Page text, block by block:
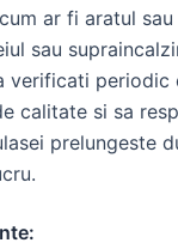
ar fi aratul
sau
verificati periodic
calitate si sa
prelungeste